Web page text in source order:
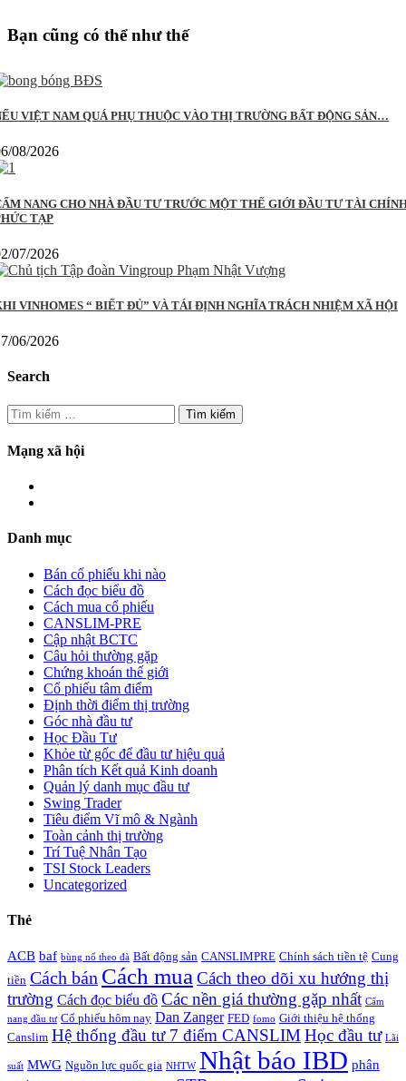
Bạn cũng có thể như thế
VIỆT NAM QUÁ PHỤ THUỘC VÀO THỊ TRƯỜNG BẤT ĐỘNG SẢN…
08/2026
NANG CHO NHÀ ĐẦU TƯ TRƯỚC MỘT THẾ GIỚI ĐẦU TƯ TÀI
TẠP
07/2026
VINHOMES “ BIẾT ĐỦ” VÀ TÁI ĐỊNH NGHĨA TRÁCH NHIỆM XÃ HỘI
06/2026
Search
Tìm
kiếm
cho:
Mạng xã hội
Danh mục
Bán cổ phiếu khi nào
Cách đọc biểu đồ
Cách mua cổ phiếu
CANSLIM-PRE
Cập nhật BCTC
Câu hỏi thường gặp
Chứng khoán thế giới
Cổ phiếu tâm điểm
Định thời điểm thị trường
Góc nhà đầu tư
Học Đầu Tư
Khỏe từ gốc để đầu tư hiệu quả
Phân tích Kết quả Kinh doanh
Quản lý danh mục đầu tư
Swing Trader
Tiêu điểm Vĩ mô & Ngành
Toàn cảnh thị trường
Trí Tuệ Nhân Tạo
TSI Stock Leaders
Uncategorized
Thẻ
ACB baf bùng nổ theo đà Bất động sản CANSLIMPRE Chính sách tiền tệ Cung
tiền Cách bán Cách mua Cách theo dõi xu hướng thị
trường Cách đọc biểu đồ Các nền giá thường gặp nhất Cẩm
nang đầu tư Cổ phiếu hôm nay Dan Zanger FED fomo Giới thiệu hệ thống
Canslim Hệ thống đầu tư 7 điểm CANSLIMHọc đầu tư Lãi
suất MWG Nguồn lực quốc gia NHTW Nhật báo IBD phân